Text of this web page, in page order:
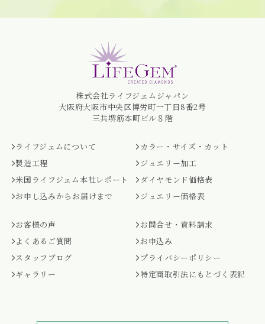
株式会社ライフジェムジャパン
大阪府大阪市中央区博労町一丁目8番2号
三共堺筋本町ビル８階
ライフジェムについて
製造工程
米国ライフジェム本社レポート
お申し込みからお届けまで
カラー・サイズ・カット
ジュエリー加工
ダイヤモンド価格表
ジュエリー価格表
お客様の声
よくあるご質問
スタッフブログ
ギャラリー
お問合せ・資料請求
お申込み
プライバシーポリシー
特定商取引法にもとづく表記